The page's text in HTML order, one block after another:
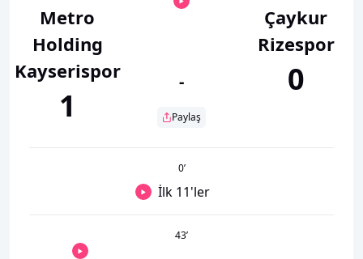
Metro
Holding
Kayserispor
1
-
Paylaş
Çaykur
Rizespor
0
0’
İlk 11'ler
43’